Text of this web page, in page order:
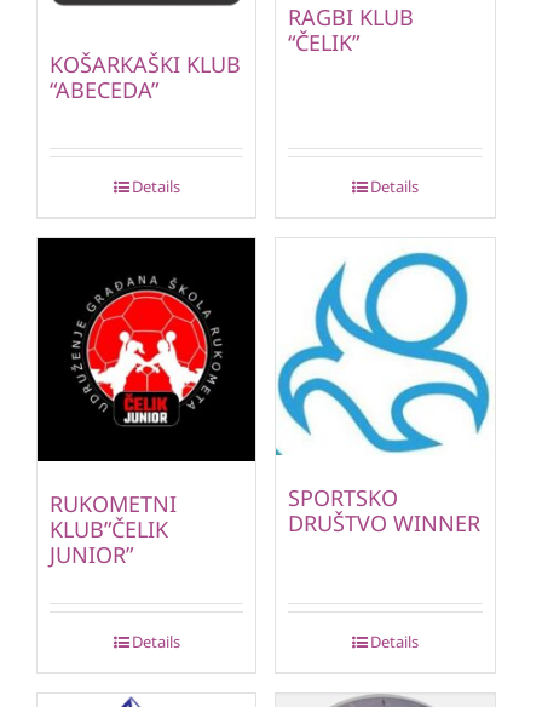
KOŠARKAŠKI KLUB
“ABECEDA”
Details
RAGBI KLUB
“ČELIK”
Details
RUKOMETNI
KLUB”ČELIK
JUNIOR”
Details
SPORTSKO
DRUŠTVO WINNER
Details